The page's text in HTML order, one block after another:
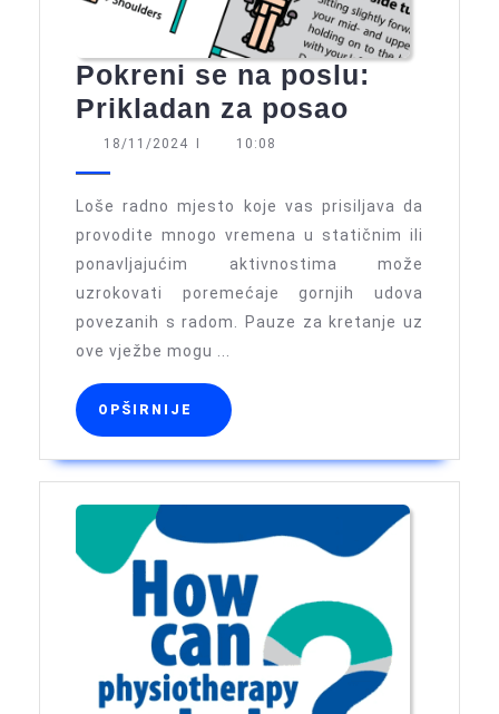
Pokreni se na poslu:
Prikladan za posao
poslu:
Prikladan
za
posao
18/11/2024 18/11/2024
10:08
Loše radno mjesto koje vas prisiljava da
provodite mnogo vremena u statičnim ili
ponavljajućim aktivnostima može
uzrokovati poremećaje gornjih udova
povezanih s radom. Pauze za kretanje uz
ove vježbe mogu ...
OPŠIRNIJE OPŠIRNIJE